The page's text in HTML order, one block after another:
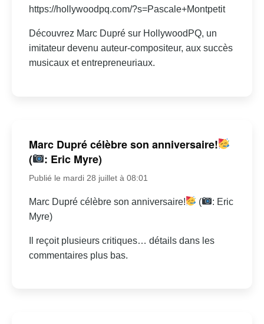
https://hollywoodpq.com/?s=Pascale+Montpetit
Découvrez Marc Dupré sur HollywoodPQ, un
imitateur devenu auteur-compositeur, aux succès
musicaux et entrepreneuriaux.
Marc Dupré célèbre son anniversaire!
(
: Eric Myre)
Publié le mardi 28 juillet à 08:01
Marc Dupré célèbre son anniversaire! (
: Eric
Myre)
Il reçoit plusieurs critiques… détails dans les
commentaires plus bas.